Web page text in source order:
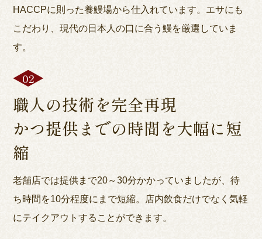
HACCPに則った養鰻場から仕入れています。エサにも
こだわり、現代の日本人の口に合う鰻を厳選していま
す。
職人の技術を完全再現
かつ提供までの時間を大幅に短
縮
老舗店では提供まで20～30分かかっていましたが、待
ち時間を10分程度にまで短縮。店内飲食だけでなく気軽
にテイクアウトすることができます。